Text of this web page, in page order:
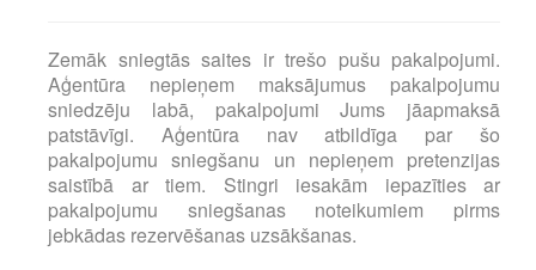
Zemāk sniegtās saites ir trešo pušu pakalpojumi.
Aģentūra nepieņem maksājumus pakalpojumu
sniedzēju labā, pakalpojumi Jums jāapmaksā
patstāvīgi. Aģentūra nav atbildīga par šo
pakalpojumu sniegšanu un nepieņem pretenzijas
saistībā ar tiem. Stingri iesakām iepazīties ar
pakalpojumu sniegšanas noteikumiem pirms
jebkādas rezervēšanas uzsākšanas.